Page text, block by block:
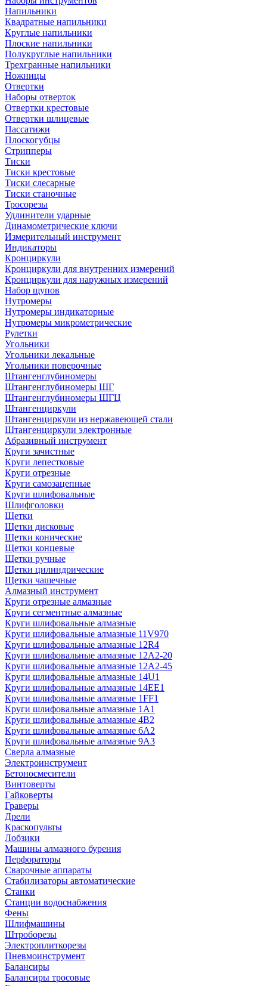
Напильники
Квадратные напильники
Круглые напильники
Плоские напильники
Полукруглые напильники
Трехгранные напильники
Ножницы
Отвертки
Наборы отверток
Отвертки крестовые
Отвертки шлицевые
Пассатижи
Плоскогубцы
Стрипперы
Тиски
Тиски крестовые
Тиски слесарные
Тиски станочные
Тросорезы
Удлинители ударные
Динамометрические ключи
Измерительный инструмент
Индикаторы
Кронциркули
Кронциркули для внутренних измерений
Кронциркули для наружных измерений
Набор щупов
Нутромеры
Нутромеры индикаторные
Нутромеры микрометрические
Рулетки
Угольники
Угольники лекальные
Угольники поверочные
Штангенглубиномеры
Штангенглубиномеры ШГ
Штангенглубиномеры ШГЦ
Штангенциркули
Штангенциркули из нержавеющей стали
Штангенциркули электронные
Абразивный инструмент
Круги зачистные
Круги лепестковые
Круги отрезные
Круги самозацепные
Круги шлифовальные
Шлифголовки
Щетки
Щетки дисковые
Щетки конические
Щетки концевые
Щетки ручные
Щетки цилиндрические
Щетки чашечные
Алмазный инструмент
Круги отрезные алмазные
Круги сегментные алмазные
Круги шлифовальные алмазные
Круги шлифовальные алмазные 11V970
Круги шлифовальные алмазные 12R4
Круги шлифовальные алмазные 12А2-20
Круги шлифовальные алмазные 12А2-45
Круги шлифовальные алмазные 14U1
Круги шлифовальные алмазные 14ЕЕ1
Круги шлифовальные алмазные 1FF1
Круги шлифовальные алмазные 1А1
Круги шлифовальные алмазные 4В2
Круги шлифовальные алмазные 6A2
Круги шлифовальные алмазные 9А3
Сверла алмазные
Электроинструмент
Бетоносмесители
Винтоверты
Гайковерты
Граверы
Дрели
Краскопульты
Лобзики
Машины алмазного бурения
Перфораторы
Сварочные аппараты
Стабилизаторы автоматические
Станки
Станции водоснабжения
Фены
Шлифмашины
Штроборезы
Электроплиткорезы
Пневмоинструмент
Балансиры
Балансиры тросовые